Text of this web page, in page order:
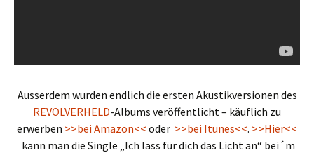
Ausserdem wurden endlich die ersten Akustikversionen des
REVOLVERHELD-Albums veröffentlicht – käuflich zu
erwerben >>bei Amazon<< oder >>bei Itunes<<. >>Hier<<
kann man die Single „Ich lass für dich das Licht an“ bei´m